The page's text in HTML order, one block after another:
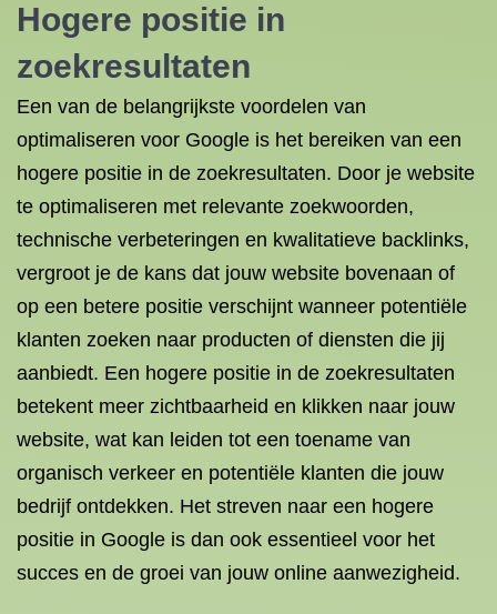
Hogere positie in
zoekresultaten
Een van de belangrijkste voordelen van
optimaliseren voor Google is het bereiken van een
hogere positie in de zoekresultaten. Door je website
te optimaliseren met relevante zoekwoorden,
technische verbeteringen en kwalitatieve backlinks,
vergroot je de kans dat jouw website bovenaan of
op een betere positie verschijnt wanneer potentiële
klanten zoeken naar producten of diensten die jij
aanbiedt. Een hogere positie in de zoekresultaten
betekent meer zichtbaarheid en klikken naar jouw
website, wat kan leiden tot een toename van
organisch verkeer en potentiële klanten die jouw
bedrijf ontdekken. Het streven naar een hogere
positie in Google is dan ook essentieel voor het
succes en de groei van jouw online aanwezigheid.